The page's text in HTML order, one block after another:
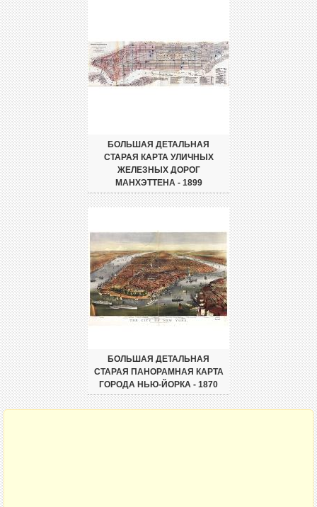
БОЛЬШАЯ ДЕТАЛЬНАЯ
СТАРАЯ КАРТА УЛИЧНЫХ
ЖЕЛЕЗНЫХ ДОРОГ
МАНХЭТТЕНА - 1899
БОЛЬШАЯ ДЕТАЛЬНАЯ
СТАРАЯ ПАНОРАМНАЯ КАРТА
ГОРОДА НЬЮ-ЙОРКА - 1870